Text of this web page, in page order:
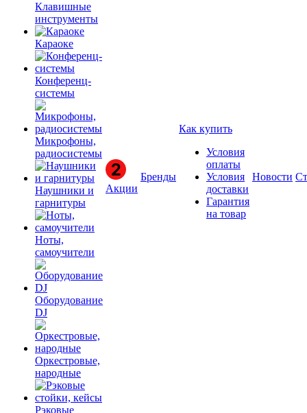
Клавишные
инструменты
Караоке
Конференц-
системы
Микрофоны,
радиосистемы
Наушники и
гарнитуры
Ноты,
самоучители
Оборудование
DJ
Оркестровые,
народные
Рэковые
Акции
Бренды
Как купить
Условия
оплаты
Условия
доставки
Гарантия
на товар
Новости